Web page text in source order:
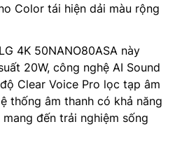
Color tái hiện dải màu rộng
4K 50NANO80ASA này
20W, công nghệ AI Sound
Clear Voice Pro lọc tạp âm
thống âm thanh có khả năng
đến trải nghiệm sống